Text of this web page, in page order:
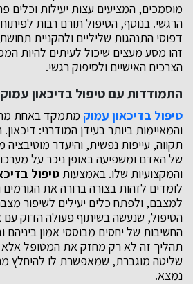
מוסמכים, המציעים עצות יעילות וכלים
הרגשי. בנוסף, הטיפול תורם רבות
דפוסי התנהגות שליליים ולהקניית
זהו מסע מעצים שיכול לעיתים להיות
הצרכים האישיים ולסיפוק רגשי.
התמודדות עםטיפול בדיכאון עמוק
טיפול בדיכאון עמוק מתמקד באחת
והמאיימות ביותר בעידן המודרני:
תקווה, עייפות נפשית, והיעדר
של האדם ומשפיעה באופן ניכר על
והמקצועיות שלו. באמצעות טיפול
לומדים לזהות בצורה ברורה את הגורמים
למצבם, ולפתח כלים יעילים לשיפור
הטיפול, שנעשה בשיתוף פעולה הדוק
החשיבות של יחסים מבוססי אמון
תהליך זה לא רק מחזק את המטופל אלא
שליטה מוגברת, שמאפשרת לו להיחלץ
נמצא.